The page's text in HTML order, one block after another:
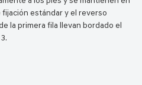
estándar y el reverso
la primera fila llevan bordado el